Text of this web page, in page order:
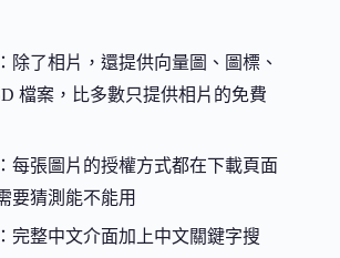
：除了相片，還提供向量圖、圖標、
檔案，比多數只提供相片的免費
：每張圖片的授權方式都在下載頁面
要猜測能不能用
：完整中文介面加上中文關鍵字搜